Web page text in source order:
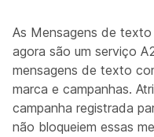
As Mensagens de
agora são um serviço
mensagens de texto
marca e campanhas.
campanha registrada
não bloqueiem essas